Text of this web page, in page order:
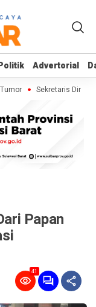
Advertorial
Advertorial
Sekretaris Dinas
Papan
41